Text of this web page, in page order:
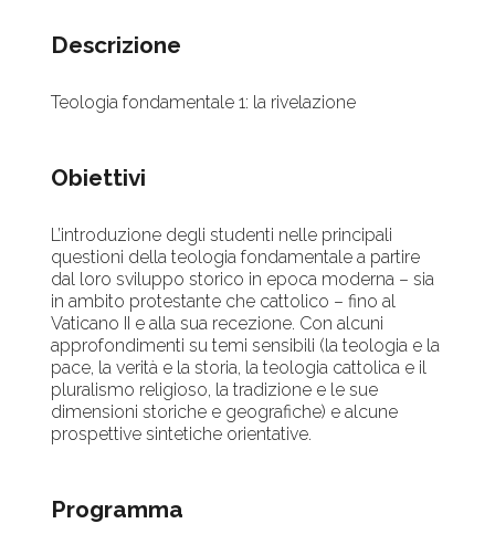
Descrizione
Teologia fondamentale 1: la rivelazione
Obiettivi
L’introduzione degli studenti nelle principali
questioni della teologia fondamentale a partire
dal loro sviluppo storico in epoca moderna – sia
in ambito protestante che cattolico – fino al
Vaticano II e alla sua recezione. Con alcuni
approfondimenti su temi sensibili (la teologia e la
pace, la verità e la storia, la teologia cattolica e il
pluralismo religioso, la tradizione e le sue
dimensioni storiche e geografiche) e alcune
prospettive sintetiche orientative.
Programma